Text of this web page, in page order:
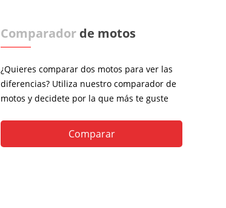
Comparador de motos
¿Quieres comparar dos motos para ver las
diferencias? Utiliza nuestro comparador de
motos y decidete por la que más te guste
Comparar